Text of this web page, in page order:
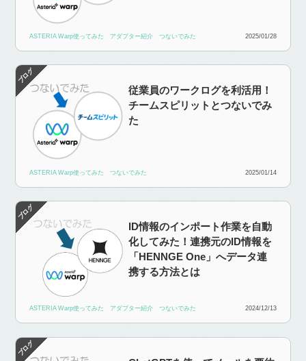
ASTERIA Warp使ってみた アダプター紹介 つないでみた 2025/01/28
従業員のワークログを利活用！
チームスピリットとつないでみ
た
ASTERIA Warp使ってみた つないでみた 2025/01/14
ID情報のインポート作業を自動
化してみた！連携元のID情報を
「HENNGE One」へデータ連
携する方法とは
ASTERIA Warp使ってみた アダプター紹介 つないでみた 2024/12/13